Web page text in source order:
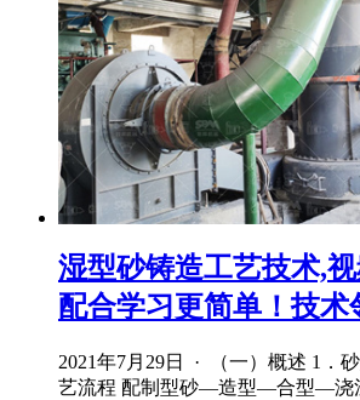
湿型砂铸造工艺技术,
配合学习更简单！技术
2021年7月29日 · （一）概述 1．
艺流程 配制型砂—造型—合型—